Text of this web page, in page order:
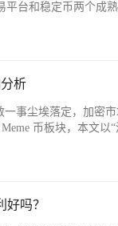
平台和稳定币两个成
析
事尘埃落定，加密
币板块，本文以
吗？